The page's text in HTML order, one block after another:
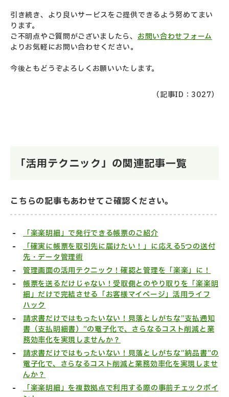
引き続き、より良いサービスをご提供できるよう努めてまい
ります。
ご不明点やご質問がございましたら、 お問い合わせフォーム
よりお気軽にお問い合わせください。
今後ともどうぞよろしくお願いいたします。
（記事ID：3027）
「活用テクニック」の関連記事一覧
こちらの記事もあわせてご確認ください。
「楽楽明細」で発行できる帳票のご紹介
「確実に帳票を取引先に届けたい！」に応える5つの送付
先・データ管理術
管理画面の活用テクニック！確認と管理を「楽楽」に！
帳票を送るだけじゃない！受取側とのやり取りを「楽楽明
細」だけで完結させる「お客様マイページ」活用ライフ
ハック
請求書だけではもったいない！見落としがちな”支払通知
書（支払明細書）”の電子化で、さらなるコスト削減と業
務効率化を実現しませんか？
請求書だけではもったいない！見落としがちな”納品書”の
電子化で、さらなるコスト削減と業務効率化を実現しませ
んか？
「楽楽明細」を複数拠点で利用する際の事前チェックポイ